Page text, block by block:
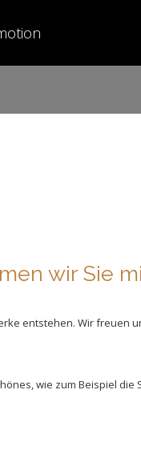
wir Sie
entstehen. Wir freuen
wie zum Beispiel die